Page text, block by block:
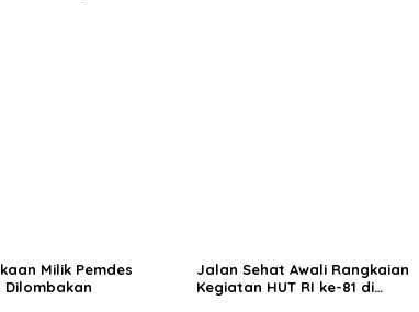
Milik Pemdes
Dilombakan
Jalan Sehat Awali Rangkaian
Kegiatan HUT RI ke-81 di